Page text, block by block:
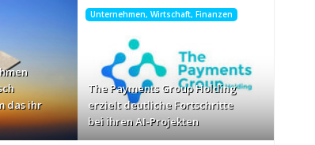
das ihr
Unternehmen, Wirtschaft, Finanzen
The Payments Group Holding
erzielt deutliche Fortschritte
bei ihren AI-Projekten